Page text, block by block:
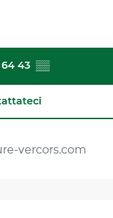
43 ▒▒
vercors.com